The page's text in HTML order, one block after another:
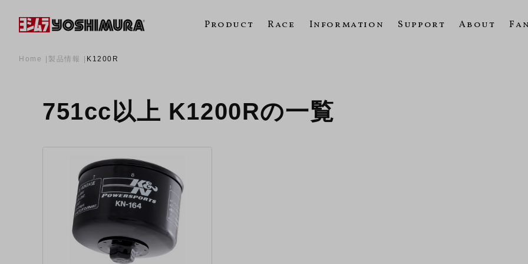
Product Race Information Support About
Home 製品情報 K1200R
751cc以上 K1200Rの一覧